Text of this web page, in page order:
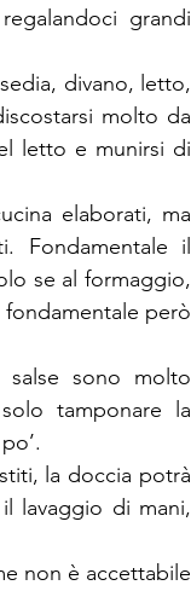
grandi
divano, letto,
molto da
letto e munirsi di
elaborati, ma
Fondamentale il
se al formaggio,
però
salse sono molto
tamponare la
la doccia potrà
lavaggio di mani,
non è accettabile